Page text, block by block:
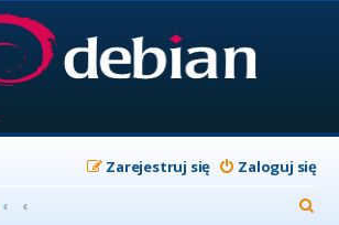
Zaloguj się
Zarejestruj się